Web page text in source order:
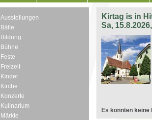
Ausstellungen
Bälle
Bildung
Bühne
Feste
Freizeit
Kinder
Kirche
Konzerte
Kulinarium
Märkte
Kirtag is in
Sa,
Es konnten keine